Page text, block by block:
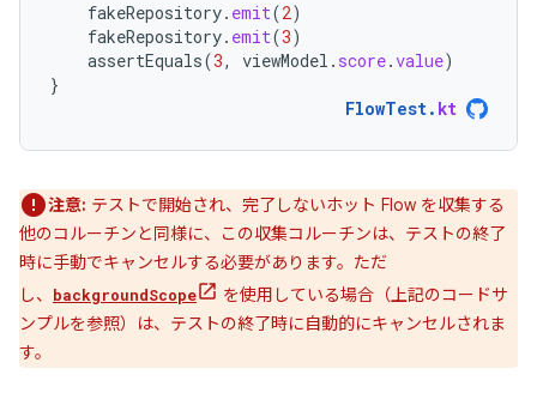
fakeRepository. emit(2)
fakeRepository. emit(3)
assertEquals(3, viewModel . score.value)
}
FlowTest. kt
注意: テストで開始され、完了しないホット Flow を収集する
他のコルーチンと同様に、この収集コルーチンは、テストの終了
時に手動でキャンセルする必要があります。ただ
し、
backgroundScope
を使用している場合（上記のコードサ
ンプルを参照）は、テストの終了時に自動的にキャンセルされま
す。